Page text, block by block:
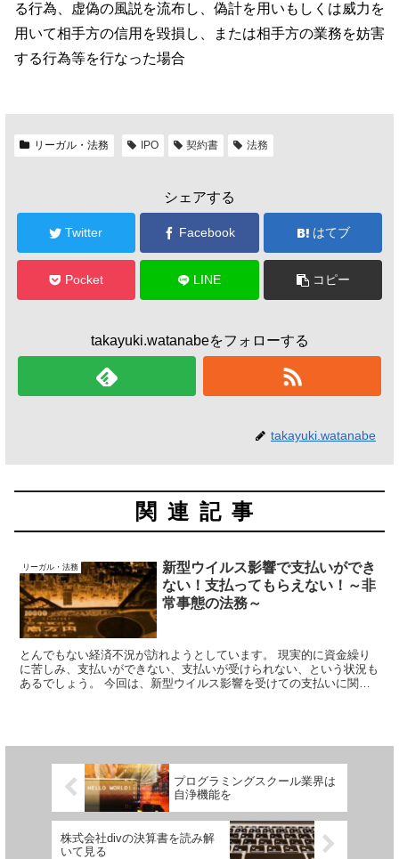
る行為、虚偽の風説を流布し、偽計を用いもしくは威力を
用いて相手方の信用を毀損し、または相手方の業務を妨害
する行為等を行なった場合
リーガル・法務 IPO 契約書 法務
シェアする
Twitter Facebook はてブ
Pocket LINE コピー
takayuki.watanabeをフォローする
takayuki.watanabe
関連記事
リーガル・法務
新型ウイルス影響で支払いができ
ない！支払ってもらえない！～非
常事態の法務～
とんでもない経済不況が訪れようとしています。 現実的に資金繰り
に苦しみ、支払いができない、支払いが受けられない、という状況も
あるでしょう。 今回は、新型ウイルス影響を受けての支払いに関し
プログラミングスクール業界は
自浄機能を
株式会社divの決算書を読み解
いて見る